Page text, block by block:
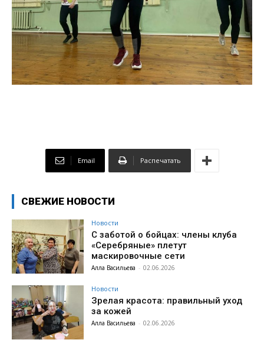
Email Распечатать
СВЕЖИЕ НОВОСТИ
Новости
С заботой о бойцах: члены клуба
«Серебряные» плетут
маскировочные сети
Алла Васильева - 02.06.2026
Новости
Зрелая красота: правильный уход
за кожей
Алла Васильева - 02.06.2026